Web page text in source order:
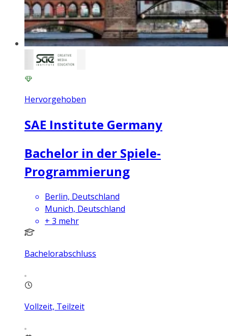
Hervorgehoben
SAE Institute Germany
Bachelor in der Spiele-
Programmierung
Berlin, Deutschland
Munich, Deutschland
+ 3 mehr
Bachelorabschluss
Vollzeit, Teilzeit